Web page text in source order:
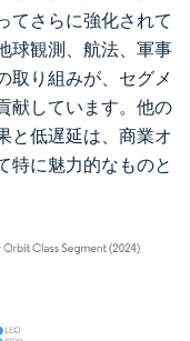
てさらに強化されて
球観測、航法、軍事
取り組みが、セグメ
献しています。他の
と低遅延は、商業オ
特に魅力的なものと